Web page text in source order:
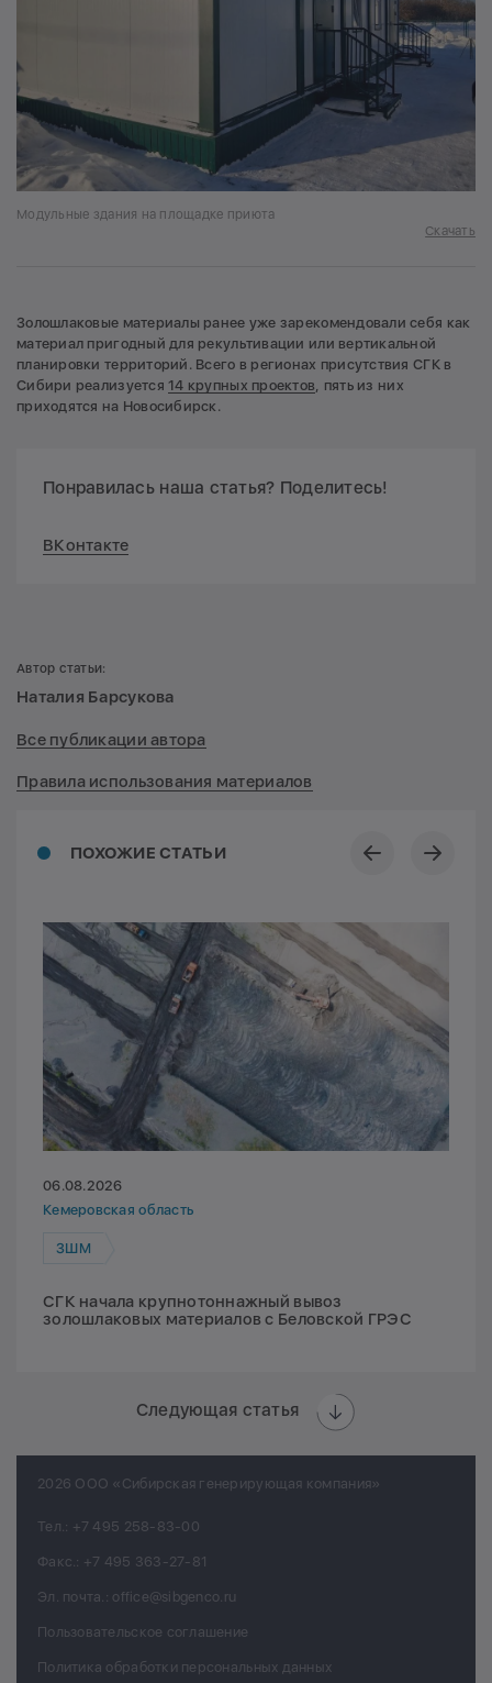
Модульные здания на площадке приюта
Скачать
Золошлаковые материалы ранее уже зарекомендовали себя как
материал пригодный для рекультивации или вертикальной
планировки территорий. Всего в регионах присутствия СГК в
Сибири реализуется14 крупных проектов, пять из них
приходятся на Новосибирск.
Понравилась наша статья? Поделитесь!
ВКонтакте
ПОХОЖИЕ СТАТЬИ
06.08.2026
Кемеровская область
ЗШМ
СГК начала крупнотоннажный вывоз
золошлаковых материалов с Беловской ГРЭС
Следующая статья
Автор статьи:
Наталия Барсукова
Все публикации автора
Правила использования материалов
2026 ООО «Сибирская генерирующая компания»
Тел.: +7 495 258-83-00
Факс.: +7 495 363-27-81
Эл. почта.: office@sibgenco.ru
Пользовательское соглашение
Политика обработки персональных данных